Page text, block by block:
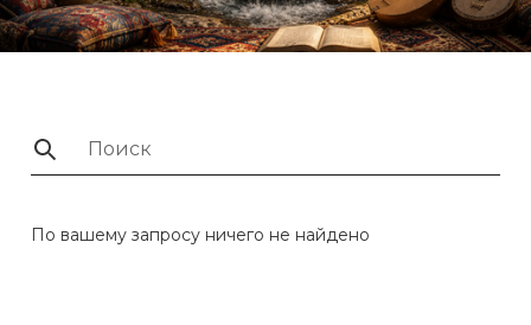
По вашему запросу ничего не найдено